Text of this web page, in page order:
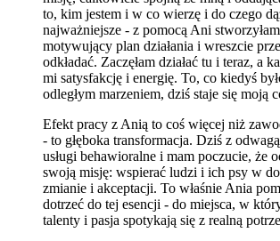
to, kim jestem i w co wierzę i do czego
najważniejsze - z pomocą Ani
motywujący plan działania i wreszcie
odkładać. Zaczęłam działać tu i teraz, a
mi satysfakcję i energię. To, co kiedyś
odległym marzeniem, dziś staje się moją
Efekt pracy z Anią to coś więcej niż
- to głęboka transformacja. Dziś z
usługi behawioralne i mam poczucie, że
swoją misję: wspierać ludzi i ich psy w
zmianie i akceptacji. To właśnie Ania
dotrzeć do tej esencji - do miejsca, w
talenty i pasja spotykają się z realną